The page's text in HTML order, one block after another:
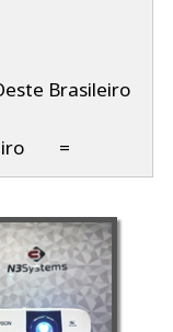
Brasileiro
=